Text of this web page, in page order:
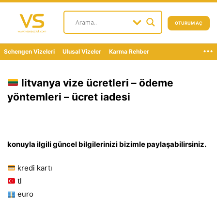
OTURUM AÇ
Schengen Vizeleri Ulusal Vizeler Karma Rehber ...
litvanya vize ücretleri – ödeme
yöntemleri – ücret iadesi
konuyla ilgili güncel bilgilerinizi bizimle paylaşabilirsiniz.
kredi kartı
tl
euro